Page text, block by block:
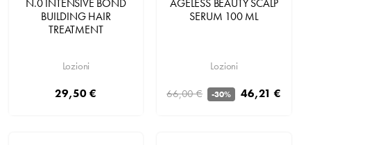
N.0 INTENSIVE BOND
BUILDING HAIR
TREATMENT
Lozioni
29,50 €
AGELESS BEAUTY SCALP
SERUM 100 ML
Lozioni
66,00 €
-30% 46,21 €